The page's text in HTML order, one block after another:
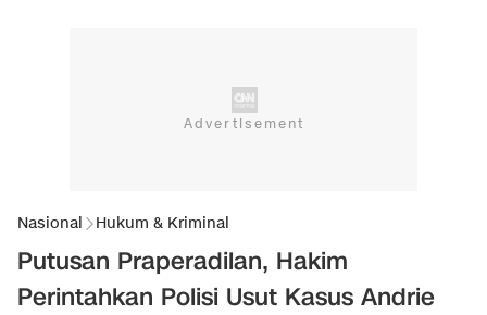
Nasional Hukum & Kriminal
Putusan Praperadilan, Hakim
Perintahkan Polisi Usut Kasus Andrie